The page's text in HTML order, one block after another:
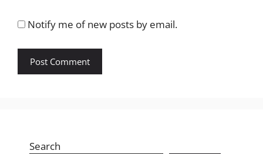
Notify me of new posts by email.
Search